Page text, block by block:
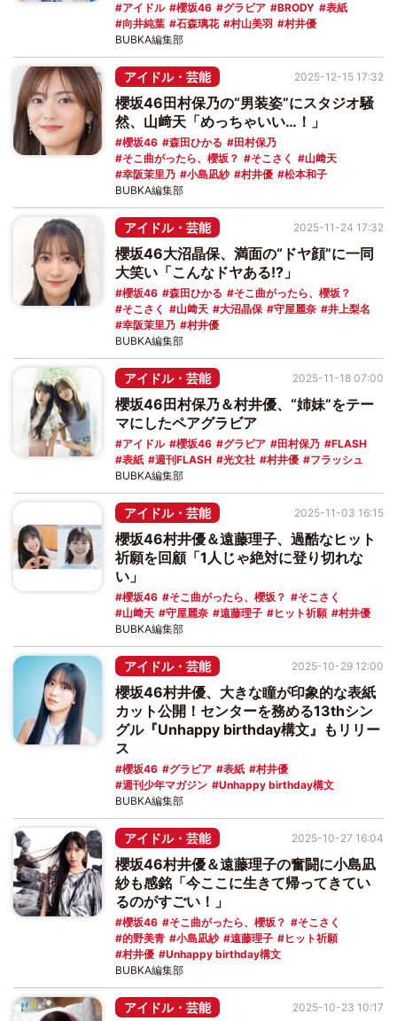
アイドル 櫻坂46 グラビア BRODY
表紙
向井純葉
石森璃花 村山美羽 村井優
BUBKA編集部
アイドル・芸能
櫻坂46田村保乃の“男装姿”にスタジオ騒
然、山﨑天「めっちゃいい…！」
櫻坂46 森田ひかる
田村保乃
そこ曲がったら、櫻坂？
そこさく
山﨑天
幸阪茉里乃
小島凪紗 村井優 松本和子
2025-12-15 17:32
BUBKA編集部
アイドル・芸能
櫻坂46大沼晶保、満面の“ドヤ顔”に一同
大笑い「こんなドヤある!?」
櫻坂46 森田ひかる
そこ曲がったら、櫻坂？
そこさく
山﨑天 大沼晶保 守屋麗奈
井上梨名
幸阪茉里乃
村井優
2025-11-24 17:32
BUBKA編集部
アイドル・芸能
櫻坂46田村保乃＆村井優、“姉妹”をテー
マにしたペアグラビア
アイドル 櫻坂46 グラビア 田村保乃
FLASH
表紙
週刊FLASH 光文社 村井優 フラッシュ
2025-11-18 07:00
BUBKA編集部
アイドル・芸能
櫻坂46村井優＆遠藤理子、過酷なヒット
祈願を回顧「1人じゃ絶対に登り切れな
い」
櫻坂46 そこ曲がったら、櫻坂？
そこさく
山﨑天
守屋麗奈 遠藤理子 ヒット祈願 村井優
2025-11-03 16:15
BUBKA編集部
アイドル・芸能
櫻坂46村井優、大きな瞳が印象的な表紙
カット公開！センターを務める13thシン
グル『Unhappy birthday構文』もリリー
ス
櫻坂46 グラビア 表紙
村井優
週刊少年マガジン
Unhappy birthday構文
2025-10-29 12:00
BUBKA編集部
アイドル・芸能
櫻坂46村井優＆遠藤理子の奮闘に小島凪
紗も感銘「今ここに生きて帰ってきてい
るのがすごい！」
櫻坂46 そこ曲がったら、櫻坂？
そこさく
的野美青
小島凪紗 遠藤理子
ヒット祈願
村井優
Unhappy birthday構文
2025-10-27 16:04
BUBKA編集部
アイドル・芸能 2025-10-23 10:17